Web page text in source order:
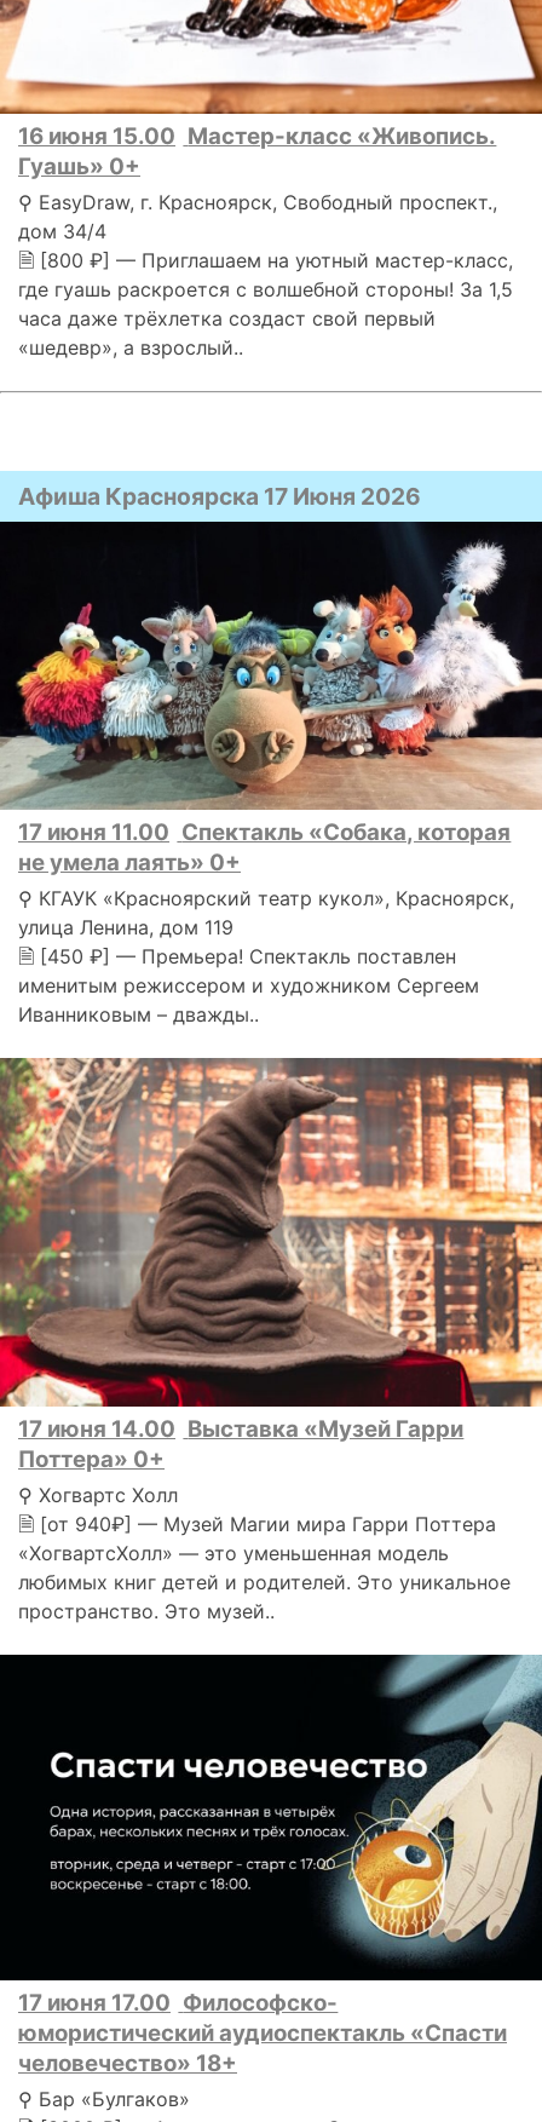
16 июня 15.00 Мастер-класс «Живопись.
Гуашь» 0+
⚲ EasyDraw, г. Красноярск, Свободный проспект.,
дом 34/4
🗎 [800 ₽] — Приглашаем на уютный мастер-класс,
где гуашь раскроется с волшебной стороны! За 1,5
часа даже трёхлетка создаст свой первый
«шедевр», а взрослый..
Афиша Красноярска 17 Июня 2026
17 июня 11.00 Спектакль «Собака, которая
не умела лаять» 0+
⚲ КГАУК «Красноярский театр кукол», Красноярск,
улица Ленина, дом 119
🗎 [450 ₽] — Премьера! Спектакль поставлен
именитым режиссером и художником Сергеем
Иванниковым – дважды..
17 июня 14.00 Выставка «Музей Гарри
Поттера» 0+
⚲ Хогвартс Холл
🗎 [от 940₽] — Музей Магии мира Гарри Поттера
«ХогвартсХолл» — это уменьшенная модель
любимых книг детей и родителей. Это уникальное
пространство. Это музей..
17 июня 17.00 Философско-
юмористический аудиоспектакль «Спасти
человечество» 18+
⚲ Бар «Булгаков»